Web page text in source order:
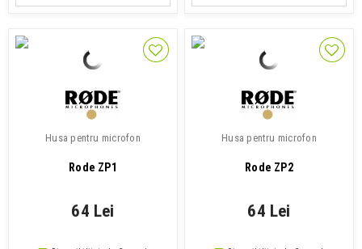
Husa pentru microfon
Rode ZP1
64 Lei
Husa pentru microfon
Rode ZP2
64 Lei